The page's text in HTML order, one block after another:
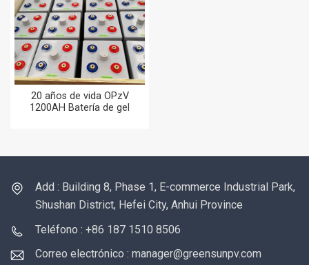
20 años de vida OPzV
1200AH Batería de gel
Add : Building 8, Phase 1, E-commerce Industrial Park,
Shushan District, Hefei City, Anhui Province
Teléfono : +86 187 1510 8506
Correo electrónico : manager@greensunpv.com